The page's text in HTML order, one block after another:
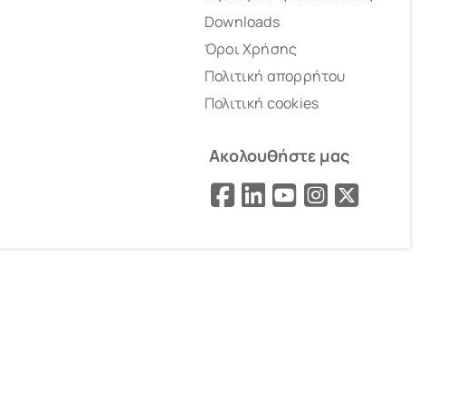
Downloads
Όροι Χρήσης
Πολιτική απορρήτου
Πολιτική cookies
Ακολουθήστε μας
Facebook
LinkedIn
YouTube
Instagram
X